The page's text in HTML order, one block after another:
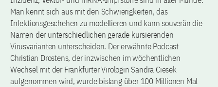
Man kennt sich aus mit den Schwierigkeiten, das
Infektionsgeschehen zu modellieren und kann souverän die
Namen der unterschiedlichen gerade kursierenden
Virusvarianten unterscheiden. Der erwähnte Podcast
Christian Drostens, der inzwischen im wöchentlichen
Wechsel mit der Frankfurter Virologin Sandra Ciesek
aufgenommen wird, wurde bislang über 100 Millionen Mal